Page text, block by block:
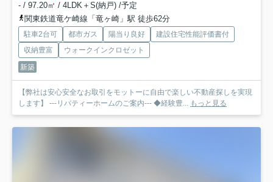
- / 97.20㎡ / 4LDK＋S(納戸) /予定
関東鉄道竜ケ崎線「竜ヶ崎」駅 徒歩62分
駐車2台可 都市ガス 陽当り良好
建設住宅性能評価書付
収納豊富
ウォークインクロゼット
新築
【弊社は安心安全なお取引をモットーに自由で楽しい不動産探しを実現
します】 ---リバティーホームのご案内--- ◆経験豊... もっと見る